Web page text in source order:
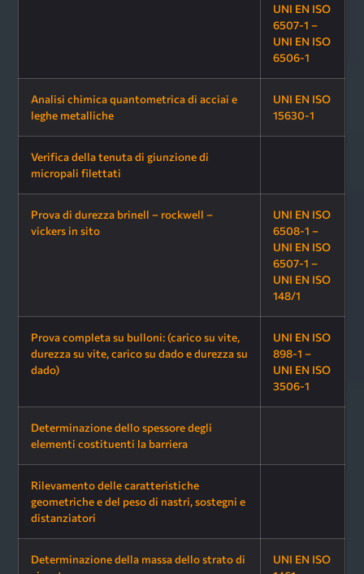
UNI EN ISO
6507-1 –
UNI EN ISO
6506-1
Analisi chimica quantometrica di acciai e
leghe metalliche
UNI EN ISO
15630-1
Verifica della tenuta di giunzione di
micropali filettati
Prova di durezza brinell – rockwell –
vickers in sito
UNI EN ISO
6508-1 –
UNI EN ISO
6507-1 –
UNI EN ISO
148/1
Prova completa su bulloni: (carico su vite,
durezza su vite, carico su dado e durezza su
dado)
UNI EN ISO
898-1 –
UNI EN ISO
3506-1
Determinazione dello spessore degli
elementi costituenti la barriera
Rilevamento delle caratteristiche
geometriche e del peso di nastri, sostegni e
distanziatori
Determinazione della massa dello strato di
UNI EN ISO